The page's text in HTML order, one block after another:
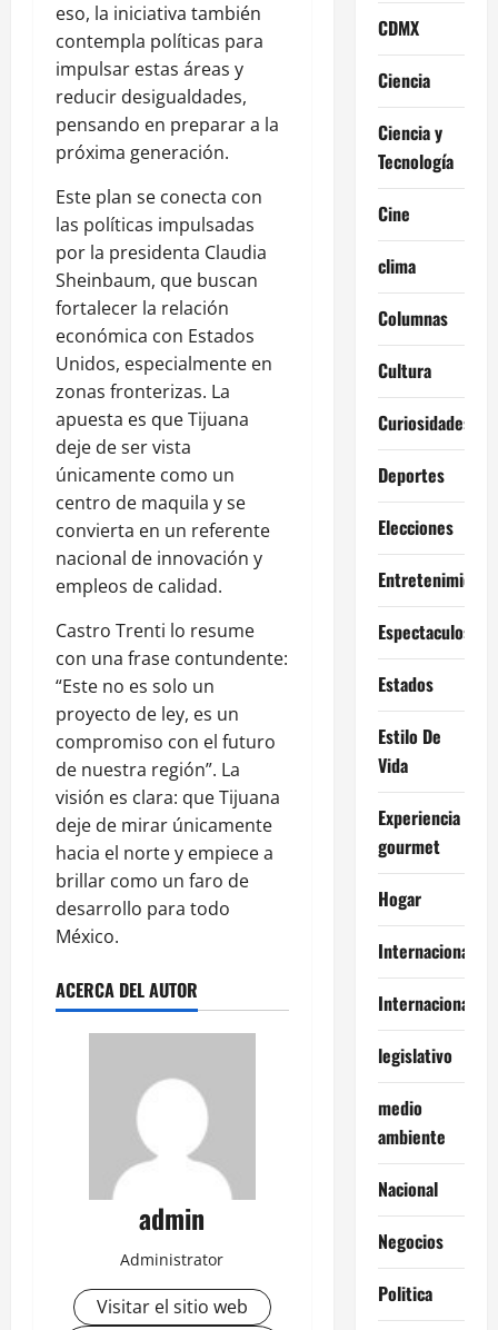
eso, la iniciativa también
contempla políticas para
impulsar estas áreas y
reducir desigualdades,
pensando en preparar a la
próxima generación.
Este plan se conecta con
las políticas impulsadas
por la presidenta Claudia
Sheinbaum, que buscan
fortalecer la relación
económica con Estados
Unidos, especialmente en
zonas fronterizas. La
apuesta es que Tijuana
deje de ser vista
únicamente como un
centro de maquila y se
convierta en un referente
nacional de innovación y
empleos de calidad.
Castro Trenti lo resume
con una frase contundente:
“Este no es solo un
proyecto de ley, es un
compromiso con el futuro
de nuestra región”. La
visión es clara: que Tijuana
deje de mirar únicamente
hacia el norte y empiece a
brillar como un faro de
desarrollo para todo
México.
ACERCA DEL AUTOR
admin
Administrator
Visitar el sitio web
CDMX
Ciencia
Ciencia y
Tecnología
Cine
clima
Columnas
Cultura
Curiosidades
Deportes
Elecciones
Entretenimiento
Espectaculos
Estados
Estilo De
Vida
Experiencia
gourmet
Hogar
Internacional
Internacionales
legislativo
medio
ambiente
Nacional
Negocios
Politica